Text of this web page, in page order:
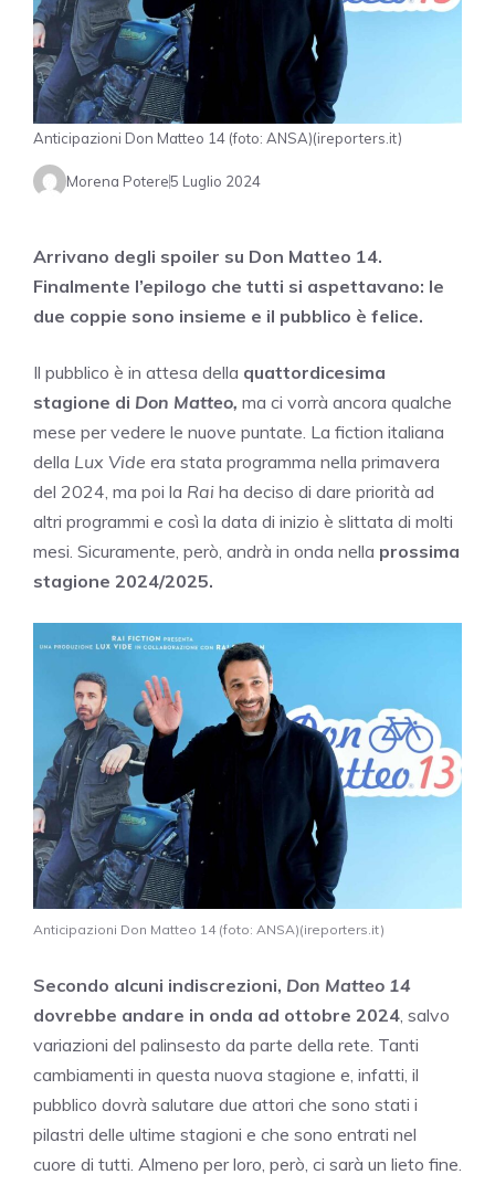
Anticipazioni Don Matteo 14 (foto: ANSA)(ireporters.it)
Morena Potere5 Luglio 2024
Arrivano degli spoiler su Don Matteo 14.
Finalmente l’epilogo che tutti si aspettavano: le
due coppie sono insieme e il pubblico è felice.
Il pubblico è in attesa della quattordicesima
stagione di Don Matteo, ma ci vorrà ancora qualche
mese per vedere le nuove puntate. La fiction italiana
della Lux Vide era stata programma nella primavera
del 2024, ma poi la Rai ha deciso di dare priorità ad
altri programmi e così la data di inizio è slittata di molti
mesi. Sicuramente, però, andrà in onda nella prossima
stagione 2024/2025.
Anticipazioni Don Matteo 14 (foto: ANSA)(ireporters.it)
Secondo alcuni indiscrezioni, Don Matteo 14
dovrebbe andare in onda ad ottobre 2024 , salvo
variazioni del palinsesto da parte della rete. Tanti
cambiamenti in questa nuova stagione e, infatti, il
pubblico dovrà salutare due attori che sono stati i
pilastri delle ultime stagioni e che sono entrati nel
cuore di tutti. Almeno per loro, però, ci sarà un lieto fine.